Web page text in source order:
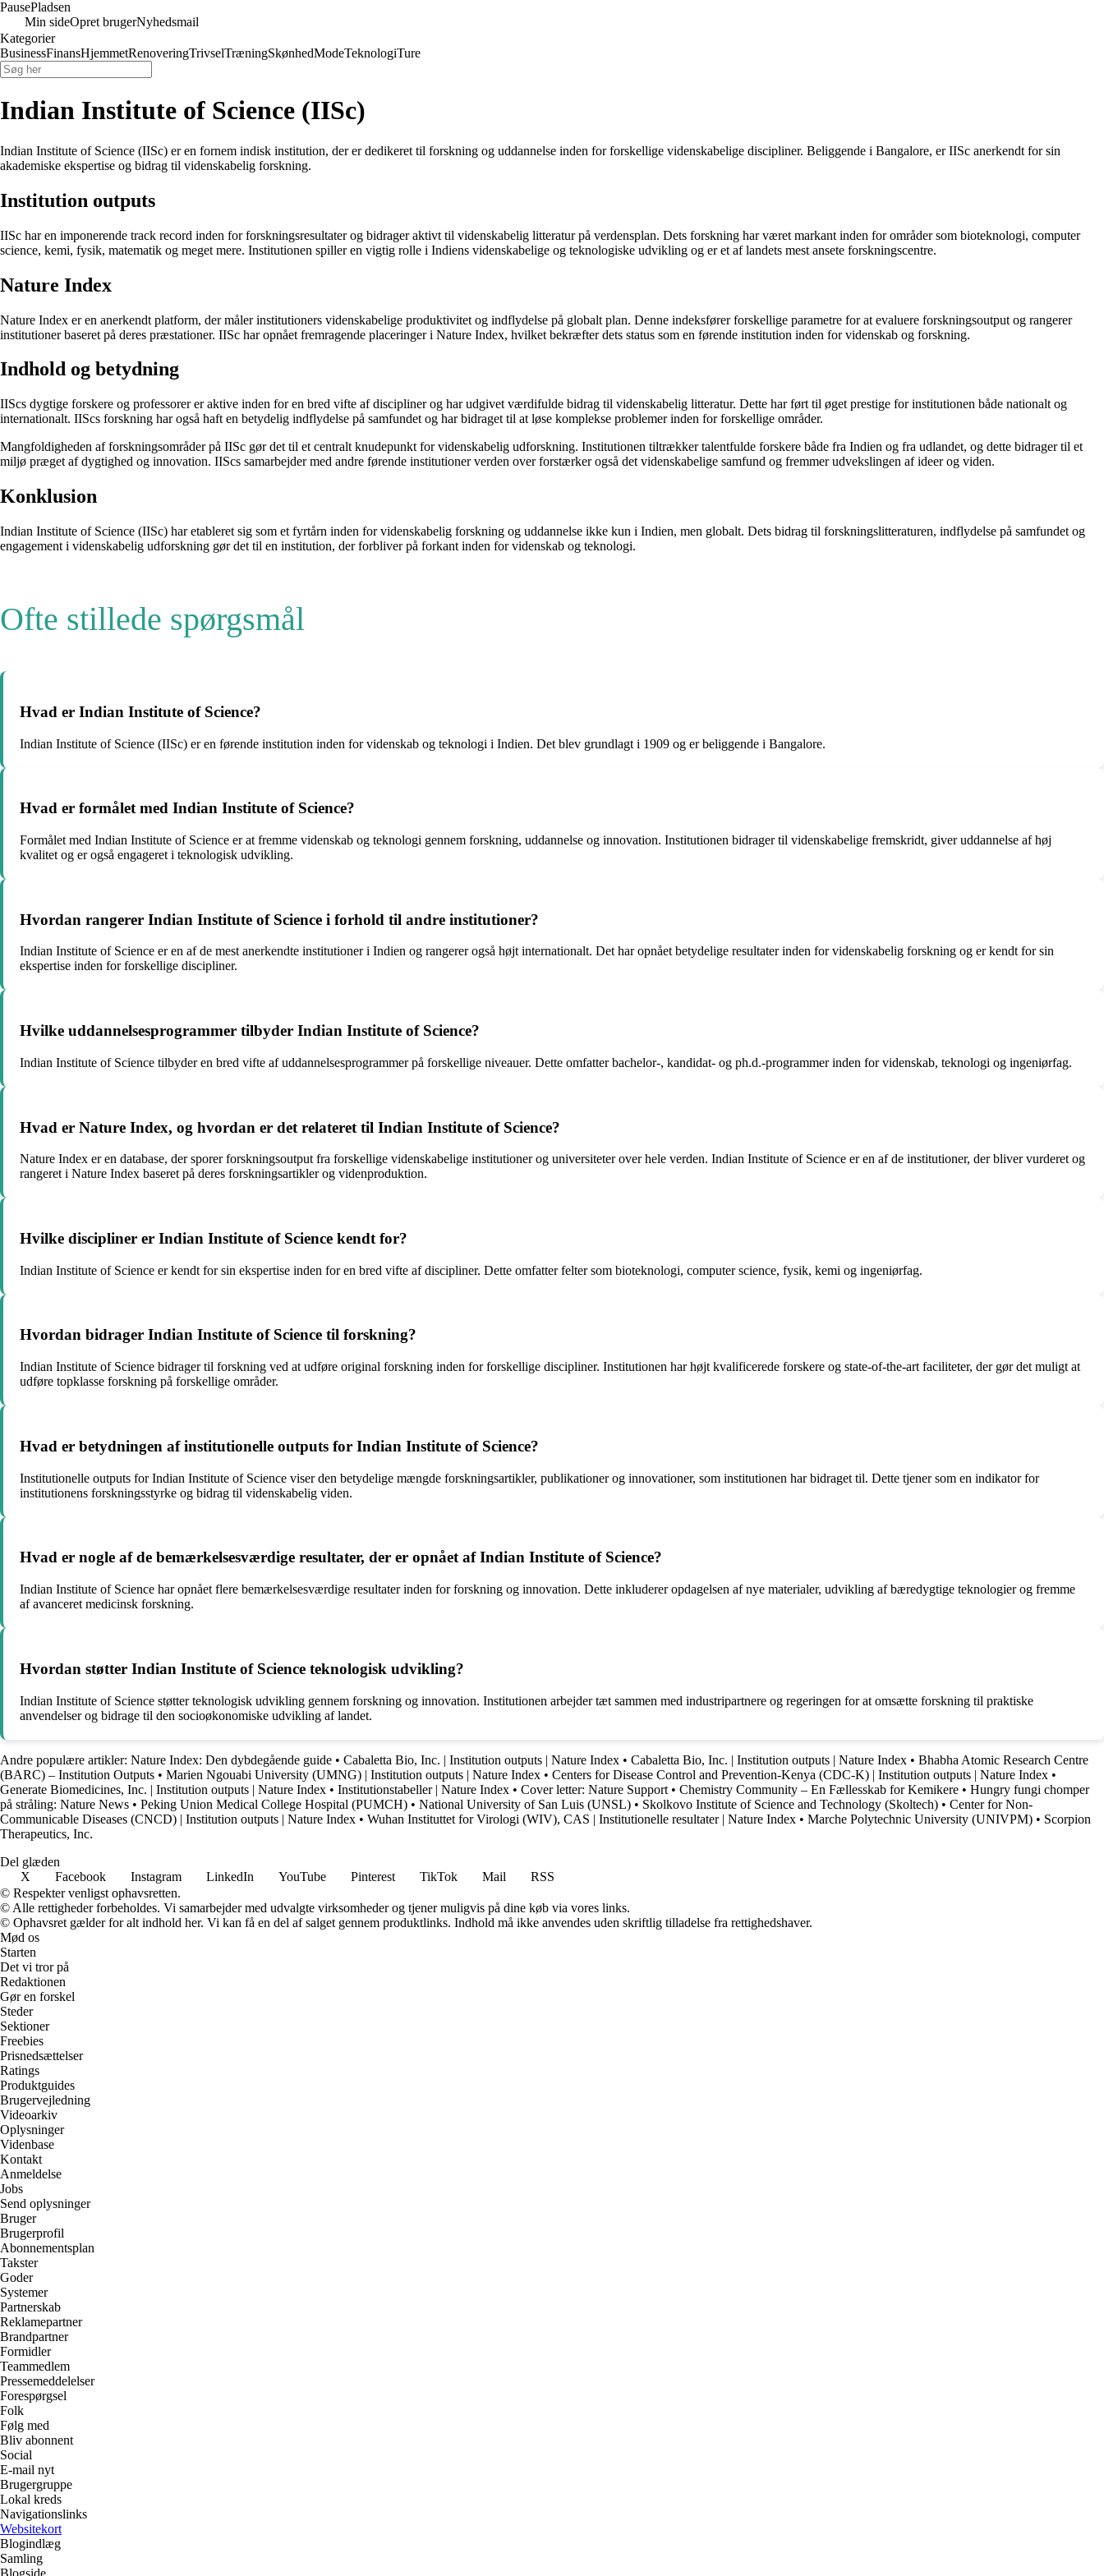
PausePladsen
Min sideOpret brugerNyhedsmail
Kategorier
BusinessFinansHjemmetRenoveringTrivselTræningSkønhedModeTeknologiTure
Indian Institute of Science (IISc)
Indian Institute of Science (IISc) er en fornem indisk institution, der er dedikeret til forskning og uddannelse inden for forskellige videnskabelige discipliner. Beliggende i Bangalore, er IISc anerkendt for sin
akademiske ekspertise og bidrag til videnskabelig forskning.
Institution outputs
IISc har en imponerende track record inden for forskningsresultater og bidrager aktivt til videnskabelig litteratur på verdensplan. Dets forskning har været markant inden for områder som bioteknologi, computer
science, kemi, fysik, matematik og meget mere. Institutionen spiller en vigtig rolle i Indiens videnskabelige og teknologiske udvikling og er et af landets mest ansete forskningscentre.
Nature Index
Nature Index er en anerkendt platform, der måler institutioners videnskabelige produktivitet og indflydelse på globalt plan. Denne indeksfører forskellige parametre for at evaluere forskningsoutput og rangerer
institutioner baseret på deres præstationer. IISc har opnået fremragende placeringer i Nature Index, hvilket bekræfter dets status som en førende institution inden for videnskab og forskning.
Indhold og betydning
IIScs dygtige forskere og professorer er aktive inden for en bred vifte af discipliner og har udgivet værdifulde bidrag til videnskabelig litteratur. Dette har ført til øget prestige for institutionen både nationalt og
internationalt. IIScs forskning har også haft en betydelig indflydelse på samfundet og har bidraget til at løse komplekse problemer inden for forskellige områder.
Mangfoldigheden af forskningsområder på IISc gør det til et centralt knudepunkt for videnskabelig udforskning. Institutionen tiltrækker talentfulde forskere både fra Indien og fra udlandet, og dette bidrager til et
miljø præget af dygtighed og innovation. IIScs samarbejder med andre førende institutioner verden over forstærker også det videnskabelige samfund og fremmer udvekslingen af ideer og viden.
Konklusion
Indian Institute of Science (IISc) har etableret sig som et fyrtårn inden for videnskabelig forskning og uddannelse ikke kun i Indien, men globalt. Dets bidrag til forskningslitteraturen, indflydelse på samfundet og
engagement i videnskabelig udforskning gør det til en institution, der forbliver på forkant inden for videnskab og teknologi.
Ofte stillede spørgsmål
Hvad er Indian Institute of Science?
Indian Institute of Science (IISc) er en førende institution inden for videnskab og teknologi i Indien. Det blev grundlagt i 1909 og er beliggende i Bangalore.
Hvad er formålet med Indian Institute of Science?
Formålet med Indian Institute of Science er at fremme videnskab og teknologi gennem forskning, uddannelse og innovation. Institutionen bidrager til videnskabelige fremskridt, giver uddannelse af høj
kvalitet og er også engageret i teknologisk udvikling.
Hvordan rangerer Indian Institute of Science i forhold til andre institutioner?
Indian Institute of Science er en af de mest anerkendte institutioner i Indien og rangerer også højt internationalt. Det har opnået betydelige resultater inden for videnskabelig forskning og er kendt for sin
ekspertise inden for forskellige discipliner.
Hvilke uddannelsesprogrammer tilbyder Indian Institute of Science?
Indian Institute of Science tilbyder en bred vifte af uddannelsesprogrammer på forskellige niveauer. Dette omfatter bachelor-, kandidat- og ph.d.-programmer inden for videnskab, teknologi og ingeniørfag.
Hvad er Nature Index, og hvordan er det relateret til Indian Institute of Science?
Nature Index er en database, der sporer forskningsoutput fra forskellige videnskabelige institutioner og universiteter over hele verden. Indian Institute of Science er en af de institutioner, der bliver vurderet og
rangeret i Nature Index baseret på deres forskningsartikler og videnproduktion.
Hvilke discipliner er Indian Institute of Science kendt for?
Indian Institute of Science er kendt for sin ekspertise inden for en bred vifte af discipliner. Dette omfatter felter som bioteknologi, computer science, fysik, kemi og ingeniørfag.
Hvordan bidrager Indian Institute of Science til forskning?
Indian Institute of Science bidrager til forskning ved at udføre original forskning inden for forskellige discipliner. Institutionen har højt kvalificerede forskere og state-of-the-art faciliteter, der gør det muligt at
udføre topklasse forskning på forskellige områder.
Hvad er betydningen af ​​institutionelle outputs for Indian Institute of Science?
Institutionelle outputs for Indian Institute of Science viser den betydelige mængde forskningsartikler, publikationer og innovationer, som institutionen har bidraget til. Dette tjener som en indikator for
institutionens forskningsstyrke og bidrag til videnskabelig viden.
Hvad er nogle af de bemærkelsesværdige resultater, der er opnået af Indian Institute of Science?
Indian Institute of Science har opnået flere bemærkelsesværdige resultater inden for forskning og innovation. Dette inkluderer opdagelsen af nye materialer, udvikling af bæredygtige teknologier og fremme
af avanceret medicinsk forskning.
Hvordan støtter Indian Institute of Science teknologisk udvikling?
Indian Institute of Science støtter teknologisk udvikling gennem forskning og innovation. Institutionen arbejder tæt sammen med industripartnere og regeringen for at omsætte forskning til praktiske
anvendelser og bidrage til den socioøkonomiske udvikling af landet.
Andre populære artikler: Nature Index: Den dybdegående guide • Cabaletta Bio, Inc. | Institution outputs | Nature Index • Cabaletta Bio, Inc. | Institution outputs | Nature Index • Bhabha Atomic Research Centre
(BARC) – Institution Outputs • Marien Ngouabi University (UMNG) | Institution outputs | Nature Index • Centers for Disease Control and Prevention-Kenya (CDC-K) | Institution outputs | Nature Index •
Generate Biomedicines, Inc. | Institution outputs | Nature Index • Institutionstabeller | Nature Index • Cover letter: Nature Support • Chemistry Community – En Fællesskab for Kemikere • Hungry fungi chomper
på stråling: Nature News • Peking Union Medical College Hospital (PUMCH) • National University of San Luis (UNSL) • Skolkovo Institute of Science and Technology (Skoltech) • Center for Non-
Communicable Diseases (CNCD) | Institution outputs | Nature Index • Wuhan Instituttet for Virologi (WIV), CAS | Institutionelle resultater | Nature Index • Marche Polytechnic University (UNIVPM) • Scorpion
Therapeutics, Inc.
Del glæden
X
Facebook Instagram LinkedIn YouTube Pinterest TikTok Mail
RSS
© Respekter venligst ophavsretten.
© Alle rettigheder forbeholdes. Vi samarbejder med udvalgte virksomheder og tjener muligvis på dine køb via vores links.
© Ophavsret gælder for alt indhold her. Vi kan få en del af salget gennem produktlinks. Indhold må ikke anvendes uden skriftlig tilladelse fra rettighedshaver.
Mød os
Starten
Det vi tror på
Redaktionen
Gør en forskel
Steder
Sektioner
Freebies
Prisnedsættelser
Ratings
Produktguides
Brugervejledning
Videoarkiv
Oplysninger
Videnbase
Kontakt
Anmeldelse
Jobs
Send oplysninger
Bruger
Brugerprofil
Abonnementsplan
Takster
Goder
Systemer
Partnerskab
Reklamepartner
Brandpartner
Formidler
Teammedlem
Pressemeddelelser
Forespørgsel
Folk
Følg med
Bliv abonnent
Social
E-mail nyt
Brugergruppe
Lokal kreds
Navigationslinks
Websitekort
Blogindlæg
Samling
Blogside